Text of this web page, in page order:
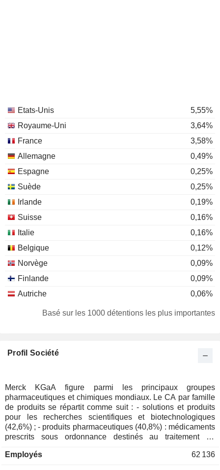
Etats-Unis
5,55%
Royaume-Uni
3,64%
France
3,58%
Allemagne
0,49%
Espagne
0,25%
Suède
0,25%
Irlande
0,19%
Suisse
0,16%
Italie
0,16%
Belgique
0,12%
Norvège
0,09%
Finlande
0,09%
Autriche
0,06%
Pays-Bas
0,06%
Nouvelle-Zélande
0,02%
Chine
0,01%
Australie
0,01%
Canada
0,01%
Afrique du Sud
0,01%
Basé sur les 1000 détentions les plus importantes
Profil Société
Merck KGaA figure parmi les principaux groupes
pharmaceutiques et chimiques mondiaux. Le CA par famille
de produits se répartit comme suit : - solutions et produits
pour les recherches scientifiques et biotechnologiques
(42,6%) ; - produits pharmaceutiques (40,8%) : médicaments
prescrits sous ordonnance destinés au traitement du
des maladies cardiovasculaires, des troubles du système
Employés 62 136